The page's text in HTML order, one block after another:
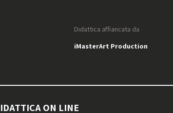
Didattica affiancata da
iMasterArt Production
ON LINE